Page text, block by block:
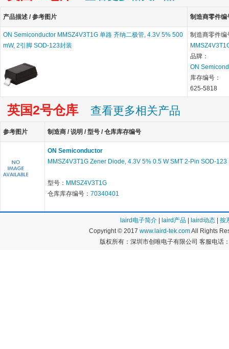
产品描述 / 参考图片 制造商零件编
ON Semiconductor MMSZ4V3T1G 单路 齐纳二极管, 4.3V 5% 500
mW, 2引脚 SOD-123封装
制造商零件编
品牌：
ON
库存编号：
625-5818
英国2号仓库 查看更多相关产品
参考图片 制造商 / 说明 / 型号 / 仓库库存编号
ON Semiconductor
MMSZ4V3T1G Zener Diode, 4.3V 5% 0.5 W SMT 2-Pin SOD-123
型号： MMSZ4V3T1G
仓库库存编号： 70340401
laird电子简介 laird产品 laird动态
按
Copyright © 2017 www.laird-tek.comAll Rights
版权所有：深圳市创唯电子有限公司 客服电话